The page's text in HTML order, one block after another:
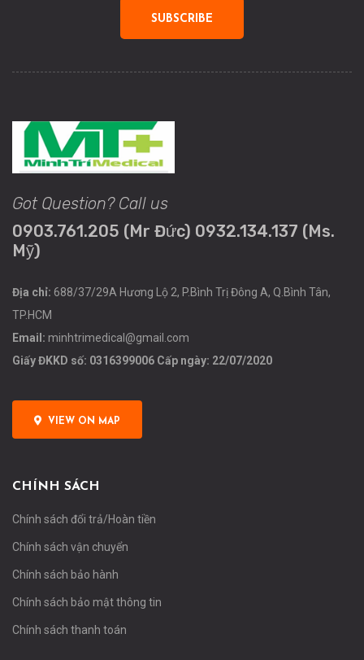
SUBSCRIBE
Got Question? Call us
0903.761.205 (Mr Đức) 0932.134.137 (Ms.
Mỹ)
Địa chỉ: 688/37/29A Hương Lộ 2, P.Bình Trị Đông A, Q.Bình Tân,
TP.HCM
Email: minhtrimedical@gmail.com
Giấy ĐKKD số: 0316399006 Cấp ngày: 22/07/2020
VIEW ON MAP
CHÍNH SÁCH
Chính sách đổi trả/Hoàn tiền
Chính sách vận chuyển
Chính sách bảo hành
Chính sách bảo mật thông tin
Chính sách thanh toán